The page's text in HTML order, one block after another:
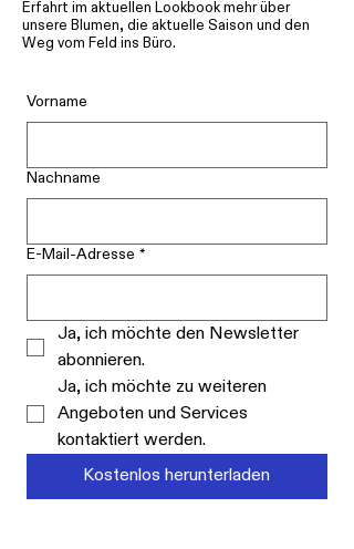
Erfahrt im aktuellen Lookbook mehr über
unsere Blumen, die aktuelle Saison und den
Weg vom Feld ins Büro.
Vorname
Nachname
E-Mail-Adresse *
Ja, ich möchte den Newsletter
abonnieren.
Ja, ich möchte zu weiteren
Angeboten und Services
kontaktiert werden.
Kostenlos herunterladen